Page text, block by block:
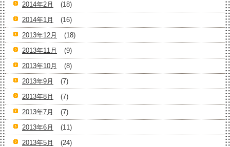
2014年2月
(18)
2014年1月
(16)
2013年12月
(18)
2013年11月
(9)
2013年10月
(8)
2013年9月
(7)
2013年8月
(7)
2013年7月
(7)
2013年6月
(11)
2013年5月
(24)